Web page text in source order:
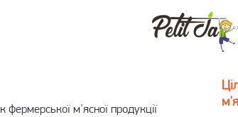
м'ясної продукції